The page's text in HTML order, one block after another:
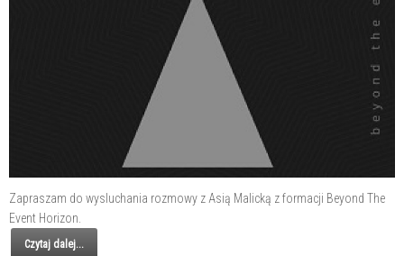
Zapraszam do wysluchania rozmowy z Asią Malicką z formacji Beyond The
Event Horizon.
Czytaj dalej...